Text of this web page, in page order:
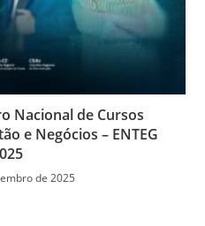
Nacional de Cursos
e Negócios – ENTEG
de 2025